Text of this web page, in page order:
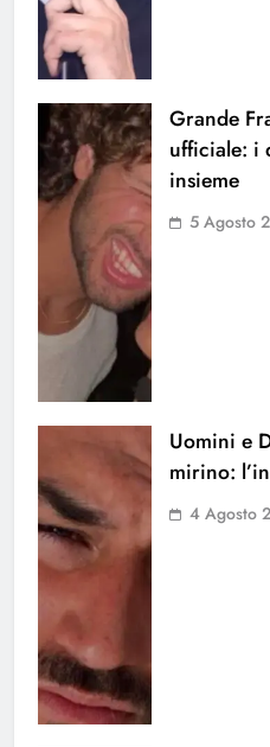
Grande
ufficiale: i
insieme
5 Agosto
Uomini e
mirino:
4 Agosto